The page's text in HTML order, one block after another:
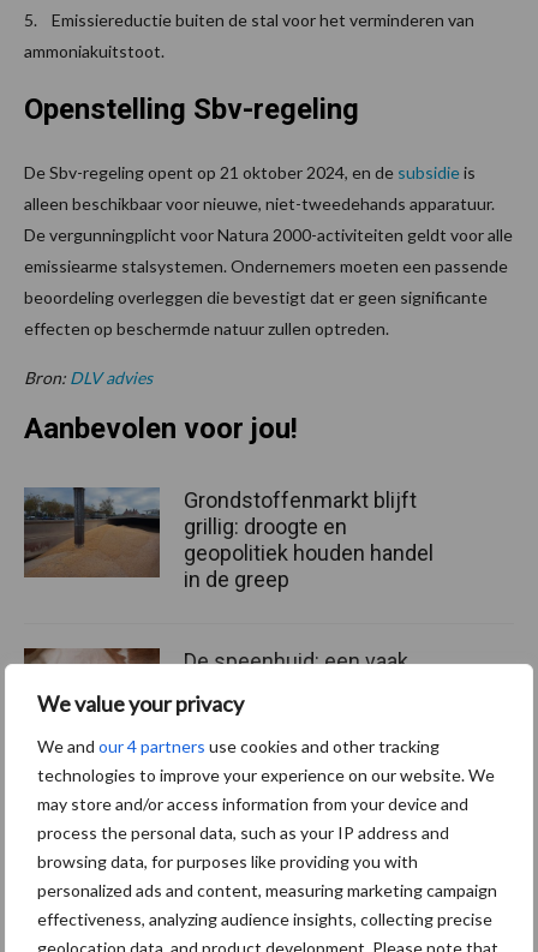
We value your privacy
We and our 4 partners use cookies and other tracking
technologies to improve your experience on our website. We
may store and/or access information from your device and
process the personal data, such as your IP address and
browsing data, for purposes like providing you with
personalized ads and content, measuring marketing campaign
effectiveness, analyzing audience insights, collecting precise
geolocation data, and product development. Please note that
5. Emissiereductie buiten de stal voor het verminderen van
ammoniakuitstoot.
Openstelling Sbv-regeling
De Sbv-regeling opent op 21 oktober 2024, en de subsidieis
alleen beschikbaar voor nieuwe, niet-tweedehands apparatuur.
De vergunningplicht voor Natura 2000-activiteiten geldt voor alle
emissiearme stalsystemen. Ondernemers moeten een passende
beoordeling overleggen die bevestigt dat er geen significante
effecten op beschermde natuur zullen optreden.
Bron: DLV advies
Aanbevolen voor jou!
Grondstoffenmarkt blijft
grillig: droogte en
geopolitiek houden handel
in de greep
De speenhuid: een vaak
voor mastitis
ForFarmers ziet volume en
marktaandeel groeien in
krimpende Nederlandse
markt